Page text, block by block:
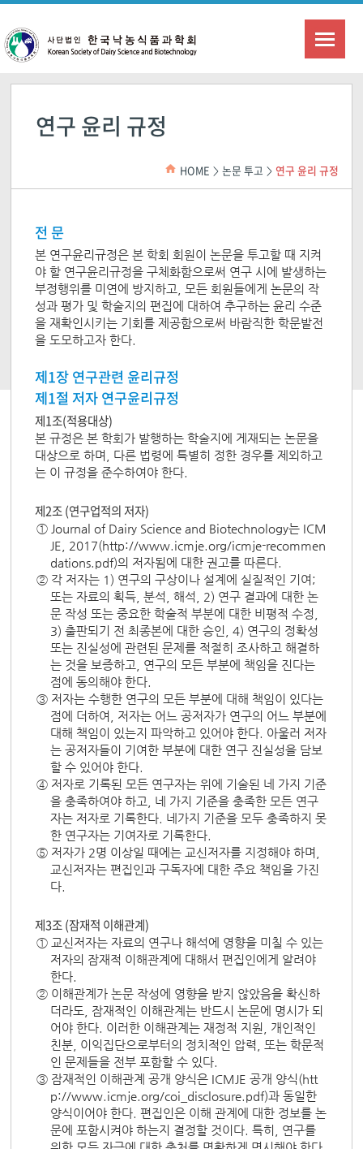
연구 윤리 규정
HOME > 논문 투고 > 연구 윤리 규정
전 문
본 연구윤리규정은 본 학회 회원이 논문을 투고할 때 지켜
야 할 연구윤리규정을 구체화함으로써 연구 시에 발생하는
부정행위를 미연에 방지하고, 모든 회원들에게 논문의 작
성과 평가 및 학술지의 편집에 대하여 추구하는 윤리 수준
을 재확인시키는 기회를 제공함으로써 바람직한 학문발전
을 도모하고자 한다.
제1장 연구관련 윤리규정
제1절 저자 연구윤리규정
제1조(적용대상)
본 규정은 본 학회가 발행하는 학술지에 게재되는 논문을
대상으로 하며, 다른 법령에 특별히 정한 경우를 제외하고
는 이 규정을 준수하여야 한다.
제2조 (연구업적의 저자)
① Journal of Dairy Science and Biotechnology는 ICM
JE, 2017(http://www.icmje.org/icmje-recommen
dations.pdf)의 저자됨에 대한 권고를 따른다.
② 각 저자는 1) 연구의 구상이나 설계에 실질적인 기여;
또는 자료의 획득, 분석, 해석, 2) 연구 결과에 대한 논
문 작성 또는 중요한 학술적 부분에 대한 비평적 수정,
3) 출판되기 전 최종본에 대한 승인, 4) 연구의 정확성
또는 진실성에 관련된 문제를 적절히 조사하고 해결하
는 것을 보증하고, 연구의 모든 부분에 책임을 진다는
점에 동의해야 한다.
③ 저자는 수행한 연구의 모든 부분에 대해 책임이 있다는
점에 더하여, 저자는 어느 공저자가 연구의 어느 부분에
대해 책임이 있는지 파악하고 있어야 한다. 아울러 저자
는 공저자들이 기여한 부분에 대한 연구 진실성을 담보
할 수 있어야 한다.
④ 저자로 기록된 모든 연구자는 위에 기술된 네 가지 기준
을 충족하여야 하고, 네 가지 기준을 충족한 모든 연구
자는 저자로 기록한다. 네가지 기준을 모두 충족하지 못
한 연구자는 기여자로 기록한다.
⑤ 저자가 2명 이상일 때에는 교신저자를 지정해야 하며,
교신저자는 편집인과 구독자에 대한 주요 책임을 가진
다.
제3조 (잠재적 이해관계)
① 교신저자는 자료의 연구나 해석에 영향을 미칠 수 있는
저자의 잠재적 이해관계에 대해서 편집인에게 알려야
한다.
② 이해관계가 논문 작성에 영향을 받지 않았음을 확신하
더라도, 잠재적인 이해관계는 반드시 논문에 명시가 되
어야 한다. 이러한 이해관계는 재정적 지원, 개인적인
친분, 이익집단으로부터의 정치적인 압력, 또는 학문적
인 문제들을 전부 포함할 수 있다.
③ 잠재적인 이해관계 공개 양식은 ICMJE 공개 양식(htt
p://www.icmje.org/coi_disclosure.pdf)과 동일한
양식이어야 한다. 편집인은 이해 관계에 대한 정보를 논
문에 포함시켜야 하는지 결정할 것이다. 특히, 연구를